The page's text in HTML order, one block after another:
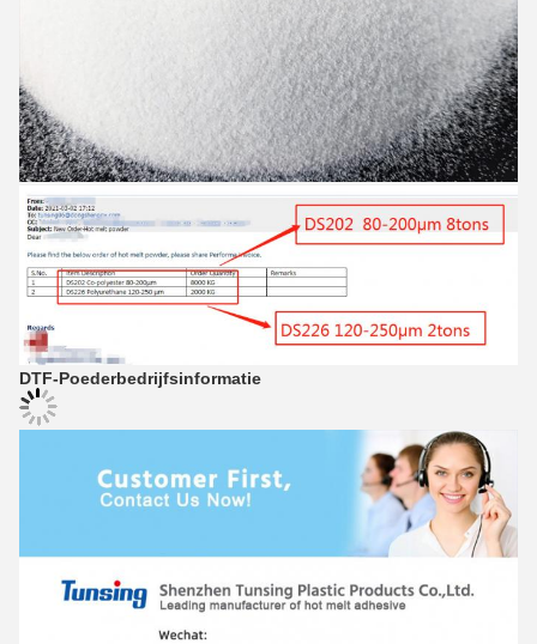
DTF-Poederbedrijfsinformatie